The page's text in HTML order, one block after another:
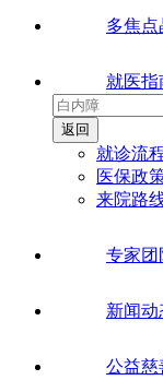
多焦点
就医指
就诊流
医保政
来院路
专家团
新闻动
公益慈